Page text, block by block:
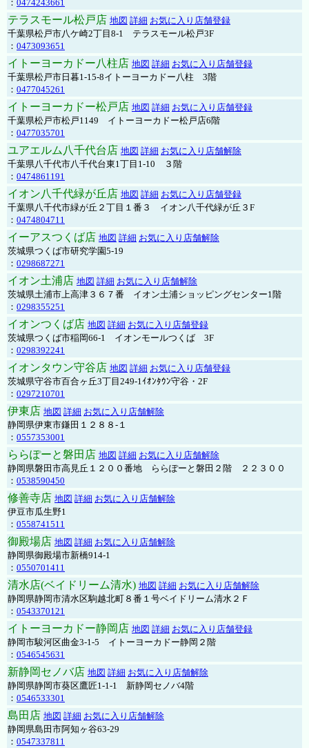
： 0474243661
テラスモール松戸店 地図 詳細 お気に入り店舗登録
千葉県松戸市八ケ崎2丁目8-1 テラスモール松戸3F
： 0473093651
イトーヨーカドー八柱店 地図 詳細 お気に入り店舗登録
千葉県松戸市日暮1-15-8イトーヨーカドー八柱 3階
： 0477045261
イトーヨーカドー松戸店 地図 詳細 お気に入り店舗登録
千葉県松戸市松戸1149 イトーヨーカドー松戸店6階
： 0477035701
ユアエルム八千代台店 地図 詳細 お気に入り店舗解除
千葉県八千代市八千代台東1丁目1-10 ３階
： 0474861191
イオン八千代緑が丘店 地図 詳細 お気に入り店舗登録
千葉県八千代市緑が丘２丁目１番３ イオン八千代緑が丘３F
： 0474804711
イーアスつくば店 地図 詳細 お気に入り店舗解除
茨城県つくば市研究学園5-19
： 0298687271
イオン土浦店 地図 詳細 お気に入り店舗解除
茨城県土浦市上高津３６７番 イオン土浦ショッピングセンター1階
： 0298355251
イオンつくば店 地図 詳細 お気に入り店舗登録
茨城県つくば市稲岡66-1 イオンモールつくば 3F
： 0298392241
イオンタウン守谷店 地図 詳細 お気に入り店舗登録
茨城県守谷市百合ヶ丘3丁目249-1ｲｵﾝﾀｳﾝ守谷・2F
： 0297210701
伊東店 地図 詳細 お気に入り店舗解除
静岡県伊東市鎌田１２８８-１
： 0557353001
ららぽーと磐田店 地図 詳細 お気に入り店舗解除
静岡県磐田市高見丘１２００番地 ららぽーと磐田２階 ２２３００
： 0538590450
修善寺店 地図 詳細 お気に入り店舗解除
伊豆市瓜生野1
： 0558741511
御殿場店 地図 詳細 お気に入り店舗解除
静岡県御殿場市新橋914-1
： 0550701411
清水店(ベイドリーム清水) 地図 詳細 お気に入り店舗解除
静岡県静岡市清水区駒越北町８番１号ベイドリーム清水２Ｆ
： 0543370121
イトーヨーカドー静岡店 地図 詳細 お気に入り店舗登録
静岡市駿河区曲金3-1-5 イトーヨーカドー静岡２階
： 0546545631
新静岡セノバ店 地図 詳細 お気に入り店舗解除
静岡県静岡市葵区鷹匠1-1-1 新静岡セノバ4階
： 0546533301
島田店 地図 詳細 お気に入り店舗解除
静岡県島田市阿知ヶ谷63-29
： 0547337811